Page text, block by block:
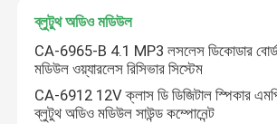
ব্লুটুথ অডিও মডিউল
CA-6965-B 4.1 MP3 লসলেস ডিকোডার
মডিউল ওয়্যারলেস রিসিভার সিস্টেম
CA-6912 12V ক্লাস ডি ডিজিটাল স্পিকার
ব্লুটুথ অডিও মডিউল সাউন্ড কম্পোনেন্ট